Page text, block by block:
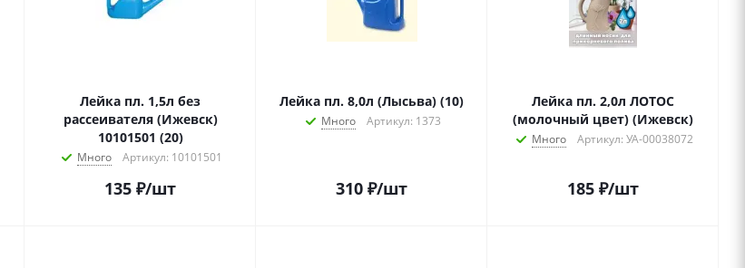
Лейка пл. 1,5л без
рассеивателя (Ижевск)
10101501 (20)
Много Артикул: 10101501
135 ₽/шт
Лейка пл. 8,0л (Лысьва) (10)
Много Артикул: 1373
310 ₽/шт
Лейка пл. 2,0л ЛОТОС
(молочный цвет) (Ижевск)
Много Артикул: УА-00038072
185 ₽/шт